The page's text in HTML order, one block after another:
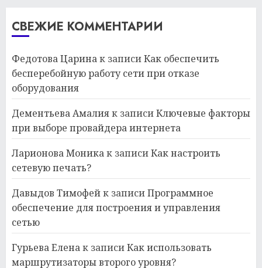
СВЕЖИЕ КОММЕНТАРИИ
Федотова Царинак записиКак обеспечить
бесперебойную работу сети при отказе
оборудования
Дементьева Амалияк записиКлючевые факторы
при выборе провайдера интернета
Ларионова Моникак записиКак настроить
сетевую печать?
Давыдов Тимофейк записиПрограммное
обеспечение для построения и управления
сетью
Гурьева Еленак записиКак использовать
маршрутизаторы второго уровня?